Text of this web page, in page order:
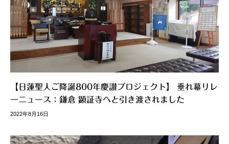
【日蓮聖人ご降誕800年慶讃プロジェクト】 垂れ幕リレ
ーニュース：鎌倉 顕証寺へと引き渡されました
2022年8月16日